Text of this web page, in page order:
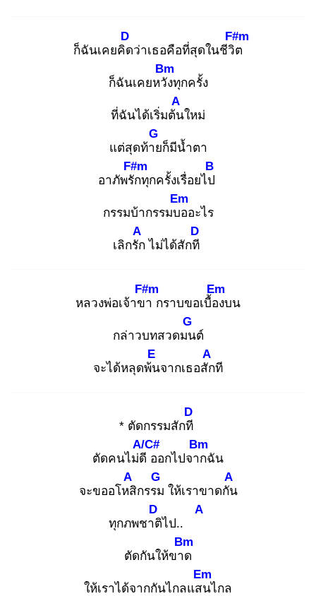
ก็ฉันเคยคิด
D
ว่าเธอคือที่สุดในชีวิต
F#m
ก็ฉันเคยหวัง
Bm
ทุกครั้ง
ที่ฉันได้เริ่มต้น
A
ใหม่
แต่สุดท้าย
G
ก็มีน้ำตา
อาภัพรัก
F#m
ทุกครั้งเรื่อยไป
B
กรรมบ้ากรรมบอ
Em
อะไร
เลิกรัก
A
ไม่ได้สักที
D
หลวงพ่อเจ้าขา
F#m
กราบขอเบื้อง
Em
บน
กล่าวบทสวดมน
G
ต์
จะได้หลุดพ้น
E
จากเธอสัก
A
ที
* ตัดกรรมสักที
D
ตัดคนไม่ดี
A/C#
ออกไปจาก
Bm
ฉัน
จะขออโหสิ
A
กรรม
G
ให้เราขาดกัน
A
ทุกภพชาติ
D
ไป..
A
ตัดกันให้ขาด
Bm
ให้เราได้จากกันไกลแสน
Em
ไกล